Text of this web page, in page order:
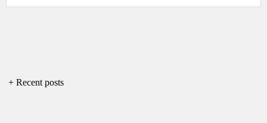
+ Recent posts